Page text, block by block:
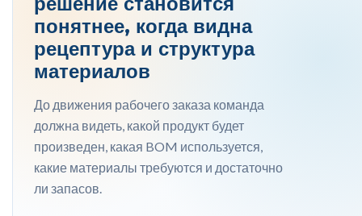
понятнее, когда видна
рецептура и структура
материалов
До движения рабочего заказа команда
должна видеть, какой продукт будет
произведен, какая BOM используется,
какие материалы требуются и достаточно
ли запасов.